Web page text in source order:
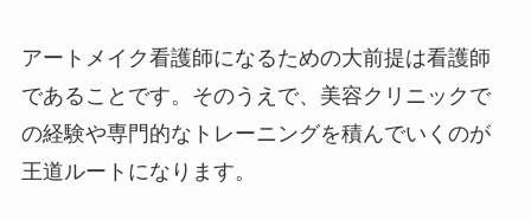
アートメイク看護師になるための大前提は看護師
であることです。そのうえで、美容クリニックで
の経験や専門的なトレーニングを積んでいくのが
王道ルートになります。